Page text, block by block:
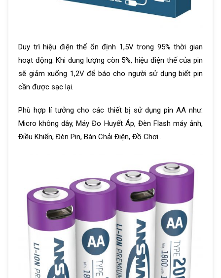
Duy trì hiệu điện thế ổn định 1,5V trong 95% thời gian
hoạt động. Khi dung lượng còn 5%, hiệu điện thế của pin
sẽ giảm xuống 1,2V để báo cho người sử dụng biết pin
cần được sạc lại.
Phù hợp lí tưởng cho các thiết bị sử dụng pin AA như:
Micro không dây, Máy Đo Huyết Áp, Đèn Flash máy ảnh,
Điều Khiển, Đèn Pin, Bàn Chải Điện, Đồ Chơi…